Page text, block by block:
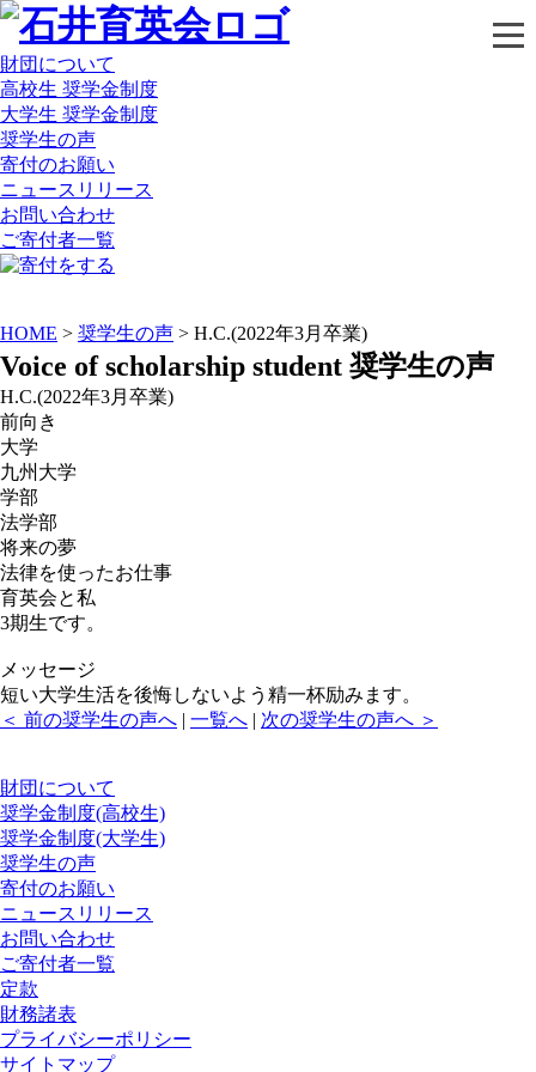
財団について
高校生 奨学金制度
大学生 奨学金制度
奨学生の声
寄付のお願い
ニュースリリース
お問い合わせ
ご寄付者一覧
HOME > 奨学生の声 > H.C.(2022年3月卒業)
Voice of scholarship student 奨学生の声
H.C.(2022年3月卒業)
前向き
大学
九州大学
学部
法学部
将来の夢
法律を使ったお仕事
育英会と私
3期生です。
メッセージ
短い大学生活を後悔しないよう精一杯励みます。
＜ 前の奨学生の声へ | 一覧へ | 次の奨学生の声へ ＞
財団について
奨学金制度(高校生)
奨学金制度(大学生)
奨学生の声
寄付のお願い
ニュースリリース
お問い合わせ
ご寄付者一覧
定款
財務諸表
プライバシーポリシー
サイトマップ